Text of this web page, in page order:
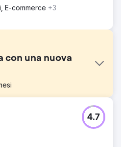
E-commerce +3
con una nuova
diventati sempre più
4.7